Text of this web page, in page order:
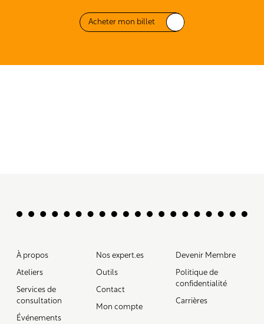
Acheter mon billet
À propos
Ateliers
Services de
consultation
Événements
Nos expert.es
Outils
Contact
Mon compte
Devenir Membre
Politique de
confidentialité
Carrières